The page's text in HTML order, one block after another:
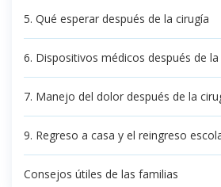
5. Qué esperar después de la cirugía
6. Dispositivos médicos después de la
7. Manejo del dolor después de la
9. Regreso a casa y el reingreso
Consejos útiles de las familias